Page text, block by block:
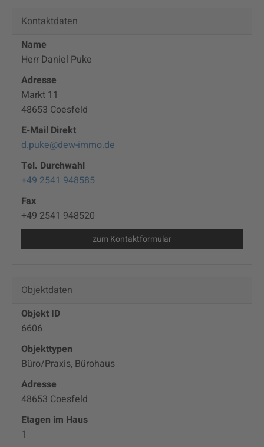
Kontaktdaten
Name
Herr Daniel Puke
Adresse
Markt 11
48653 Coesfeld
E-Mail Direkt
d.puke@dew-immo.de
Tel. Durchwahl
+49 2541 948585
Fax
+49 2541 948520
zum Kontaktformular
Objektdaten
Objekt ID
6606
Objekttypen
Büro/Praxis, Bürohaus
Adresse
48653 Coesfeld
Etagen im Haus
1